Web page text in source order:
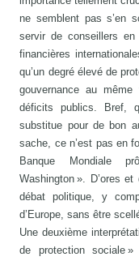
ne semblent pas s’en
servir de conseillers
financières
qu’un degré élevé de
gouvernance au
déficits publics. Bref,
substitue pour de bon
sache, ce n’est pas en
Banque Mondiale
Washington ». D’ores
débat politique, y
d’Europe, sans être
Une deuxième
de protection sociale